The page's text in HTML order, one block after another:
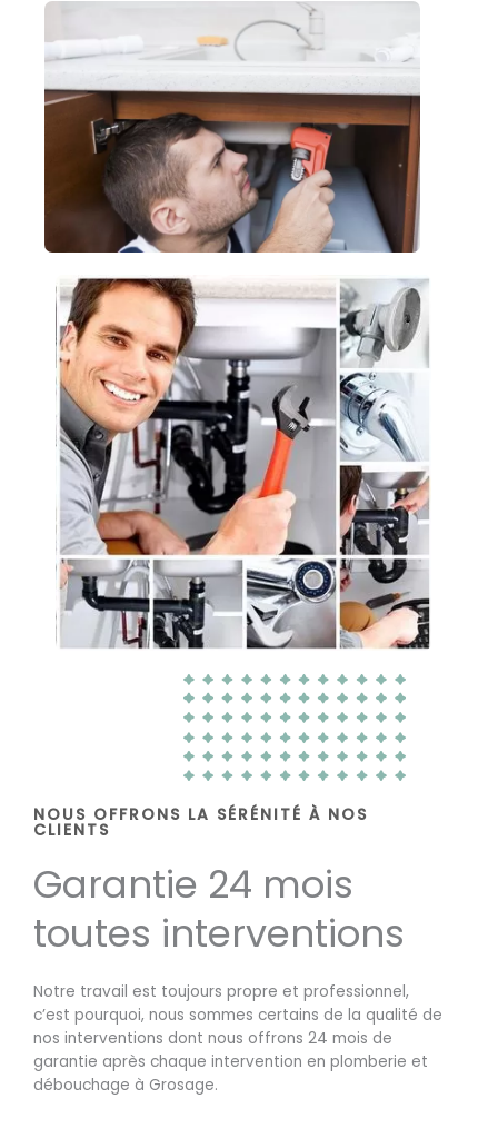
NOUS OFFRONS LA SÉRÉNITÉ À NOS
CLIENTS
Garantie 24 mois
toutes interventions
Notre travail est toujours propre et professionnel,
c’est pourquoi, nous sommes certains de la qualité de
nos interventions dont nous offrons 24 mois de
garantie après chaque intervention en plomberie et
débouchage à Grosage.